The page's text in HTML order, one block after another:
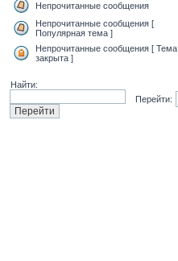
Непрочитанные сообщения
Непрочитанные сообщения [
Популярная тема ]
Непрочитанные сообщения [ Тема
закрыта ]
Найти:
Перейти: